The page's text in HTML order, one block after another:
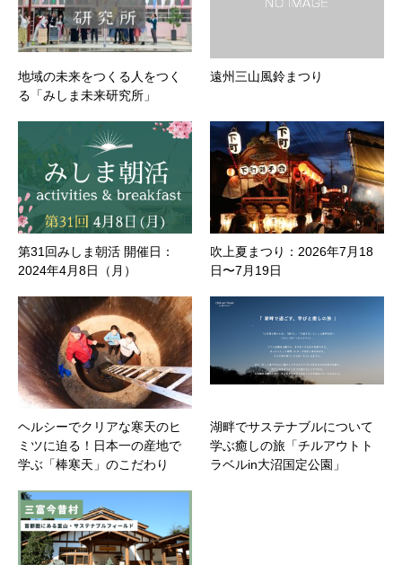
地域の未来をつくる人をつく
る「みしま未来研究所」
遠州三山風鈴まつり
第31回みしま朝活 開催日：
2024年4月8日（月）
吹上夏まつり：2026年7月18
日〜7月19日
ヘルシーでクリアな寒天のヒ
ミツに迫る！日本一の産地で
学ぶ「棒寒天」のこだわり
湖畔でサステナブルについて
学ぶ癒しの旅「チルアウトト
ラベルin大沼国定公園」